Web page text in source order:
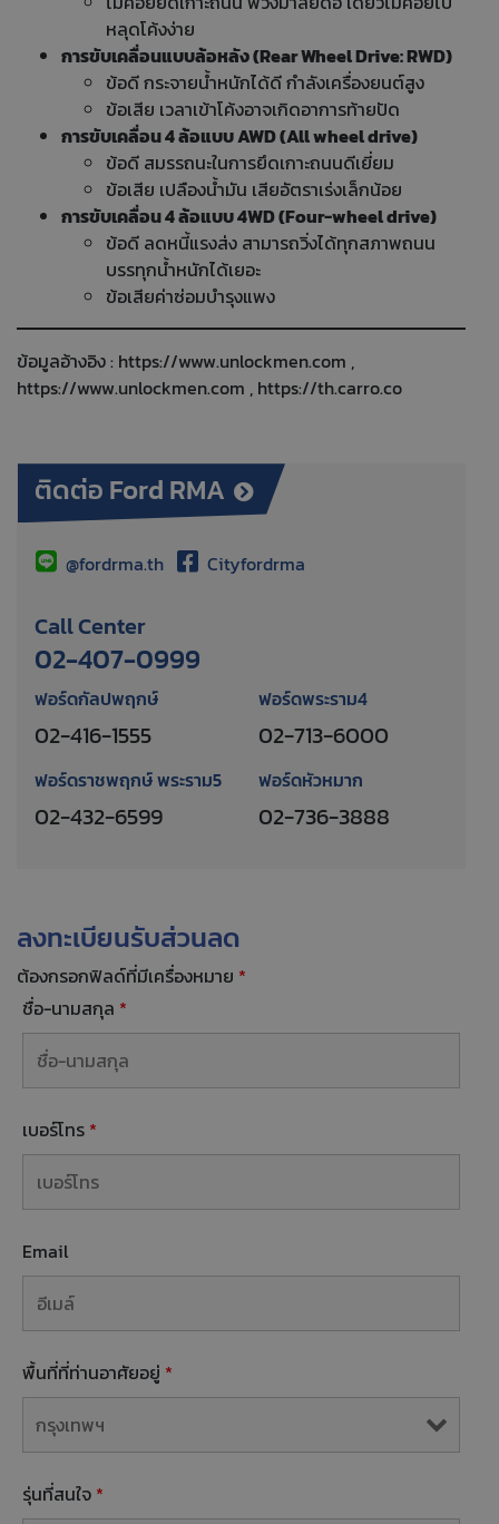
หลุดโค้งง่าย
การขับเคลื่อนแบบล้อหลัง(Rear Wheel Drive: RWD)
ข้อดี กระจายน้ำหนักได้ดี กำลังเครื่องยนต์สูง
ข้อเสีย เวลาเข้าโค้งอาจเกิดอาการท้ายปัด
การขับเคลื่อน 4 ล้อแบบ AWD(All wheel drive)
ข้อดี สมรรถนะในการยึดเกาะถนนดีเยี่ยม
ข้อเสีย เปลืองน้ำมัน เสียอัตราเร่งเล็กน้อย
การขับเคลื่อน 4 ล้อแบบ4WD (Four-wheel drive)
ข้อดี ลดหนี้แรงส่ง สามารถวิ่งได้ทุกสภาพถนน
บรรทุกน้ำหนักได้เยอะ
ข้อเสียค่าซ่อมบำรุงแพง
ข้อมูลอ้างอิง : https://www.unlockmen.com ,
https://www.unlockmen.com , https://th.carro.co
ติดต่อ Ford RMA
@fordrma.th Cityfordrma
Call Center
02-407-0999
ฟอร์ดกัลปพฤกษ์
02-416-1555
ฟอร์ดพระราม4
02-713-6000
ฟอร์ดราชพฤกษ์ พระราม5
02-432-6599
ฟอร์ดหัวหมาก
02-736-3888
ลงทะเบียนรับส่วนลด
ต้องกรอกฟิลด์ที่มีเครื่องหมาย *
ชื่อ-นามสกุล *
เบอร์โทร *
Email
พื้นที่ที่ท่านอาศัยอยู่ *
รุ่นที่สนใจ *